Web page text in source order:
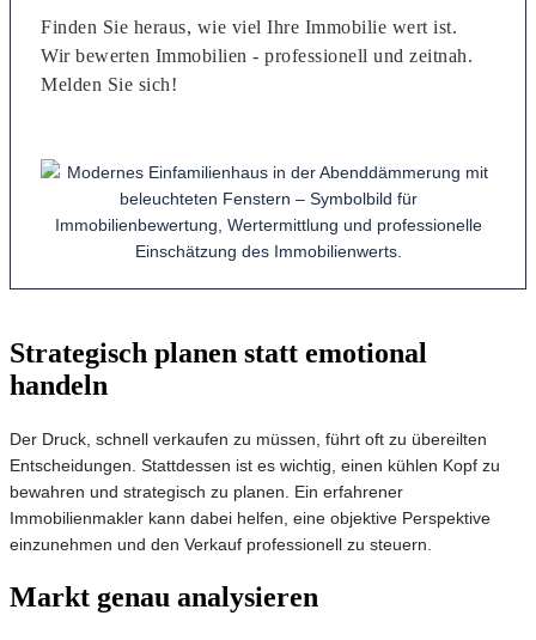
Finden Sie heraus, wie viel Ihre Immobilie wert ist.
Wir bewerten Immobilien - professionell und zeitnah.
Melden Sie sich!
Strategisch planen statt emotional
handeln
Der Druck, schnell verkaufen zu müssen, führt oft zu übereilten
Entscheidungen. Stattdessen ist es wichtig, einen kühlen Kopf zu
bewahren und strategisch zu planen. Ein erfahrener
Immobilienmakler kann dabei helfen, eine objektive Perspektive
einzunehmen und den Verkauf professionell zu steuern.
Markt genau analysieren